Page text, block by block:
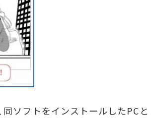
ソフトをインストールしたPCと